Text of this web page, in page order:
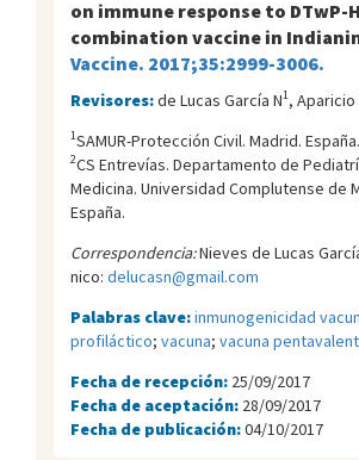
on immune response to DTwP-
combination vaccine in
Vaccine. 2017;35:2999-3006.
Revisores:de Lucas García N1,
1SAMUR-Protección Civil. Madrid. España.
2CS Entrevías. Departamento de
Medicina. Universidad Complutense de
España.
Correspondencia:Nieves de Lucas
nico: delucasn@gmail.com
Palabras clave:inmunogenicidad
profiláctico; vacuna; vacuna
Fecha de recepción: 25/09/2017
Fecha de aceptación: 28/09/2017
Fecha de publicación:04/10/2017